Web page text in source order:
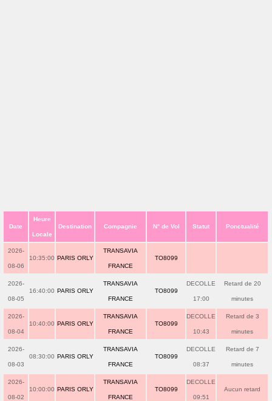
Date
Heure
Locale
Destination Compagnie N° de Vol Statut Ponctualité
2026-
08-06
10:35:00 PARIS ORLY
TRANSAVIA
FRANCE
TO8099
2026-
08-05
16:40:00 PARIS ORLY
TRANSAVIA
FRANCE
TO8099
DECOLLE
17:00
Retard de 20
minutes
2026-
08-04
10:40:00 PARIS ORLY
TRANSAVIA
FRANCE
TO8099
DECOLLE
10:43
Retard de 3
minutes
2026-
08-03
08:30:00 PARIS ORLY
TRANSAVIA
FRANCE
TO8099
DECOLLE
08:37
Retard de 7
minutes
2026-
08-02
10:00:00 PARIS ORLY
TRANSAVIA
FRANCE
TO8099
DECOLLE
09:51
Aucun retard